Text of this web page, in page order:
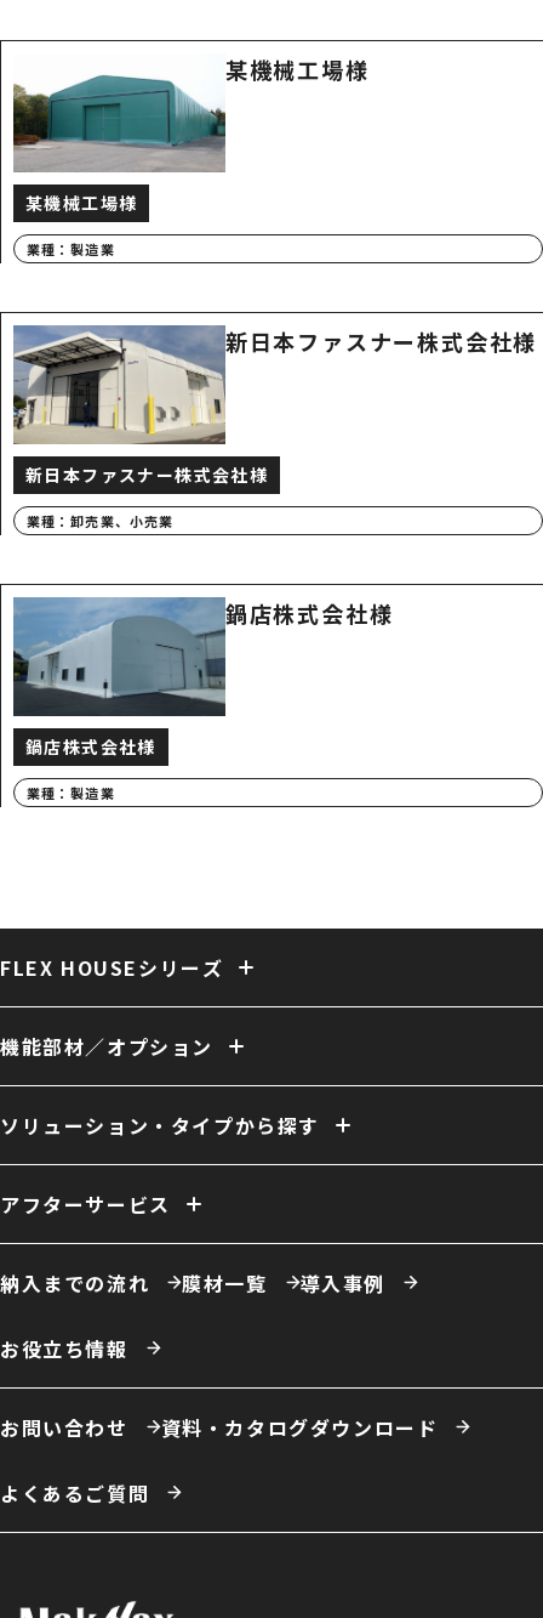
某機械工場様
某機械工場様
業種：製造業
新日本ファスナー株式会社様
新日本ファスナー株式会社様
業種：卸売業、小売業
鍋店株式会社様
鍋店株式会社様
業種：製造業
FLEX HOUSEシリーズ
固定式テント倉庫 大型固定式テント倉庫
伸縮式テント倉庫
保冷・保温テント倉庫
多用途 膜構造建築
機能部材／オプション
開口／出入口 庇／側面開口 雨樋 電動シャッター
外壁
換気
ファン 照明 室内床 クレーン
ソリューション・タイプから探す
ーソリューション例
農業用倉庫
車庫・格納庫
保温・保冷対応倉庫
仮置場 室内テント
事務所・オフィス
スポーツ施設・室内運動場
室内遊戯場 展示場
エコロジー施設
テント倉庫
ハイブリッド倉庫
アフターサービス
膜材張り替え・建て替え 膜材劣化診断サービス 屋根改修
納入までの流れ 膜材一覧 導入事例
お役立ち情報
お問い合わせ 資料・カタログダウンロード
よくあるご質問